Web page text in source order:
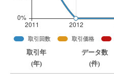
取引回数 取引価格
取引年
(年)
データ数
(件)